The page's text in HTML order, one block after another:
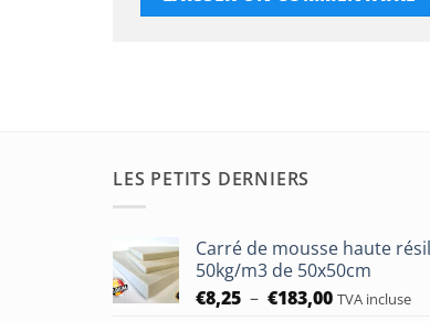
LES PETITS DERNIERS
Carré de mousse haute
50kg/m3 de 50x50cm
€8,25 – €183,00Plage
TVA incluse